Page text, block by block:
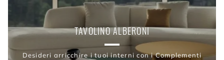
TAVOLINO ALBERONI
Desideri arricchire i tuoi interni con i Complementi